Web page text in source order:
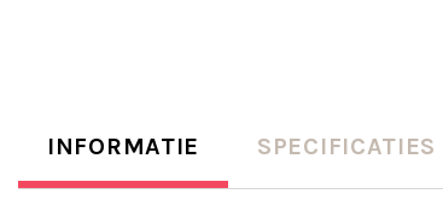
INFORMATIE SPECIFICATIES